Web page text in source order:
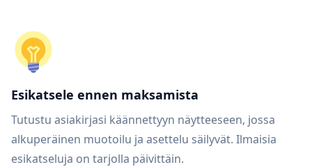
Esikatsele ennen maksamista
Tutustu asiakirjasi käännettyyn näytteeseen, jossa
alkuperäinen muotoilu ja asettelu säilyvät. Ilmaisia
esikatseluja on tarjolla päivittäin.